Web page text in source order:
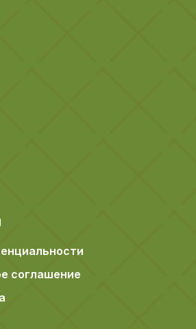
соглашение